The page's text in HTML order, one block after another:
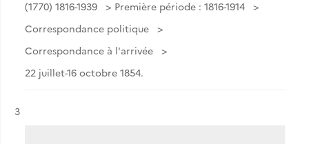
(1770) 1816-1939
Première période : 1816-1914
Correspondance politique
Correspondance à l'arrivée
22 juillet-16 octobre 1854.
Résultat n°
3